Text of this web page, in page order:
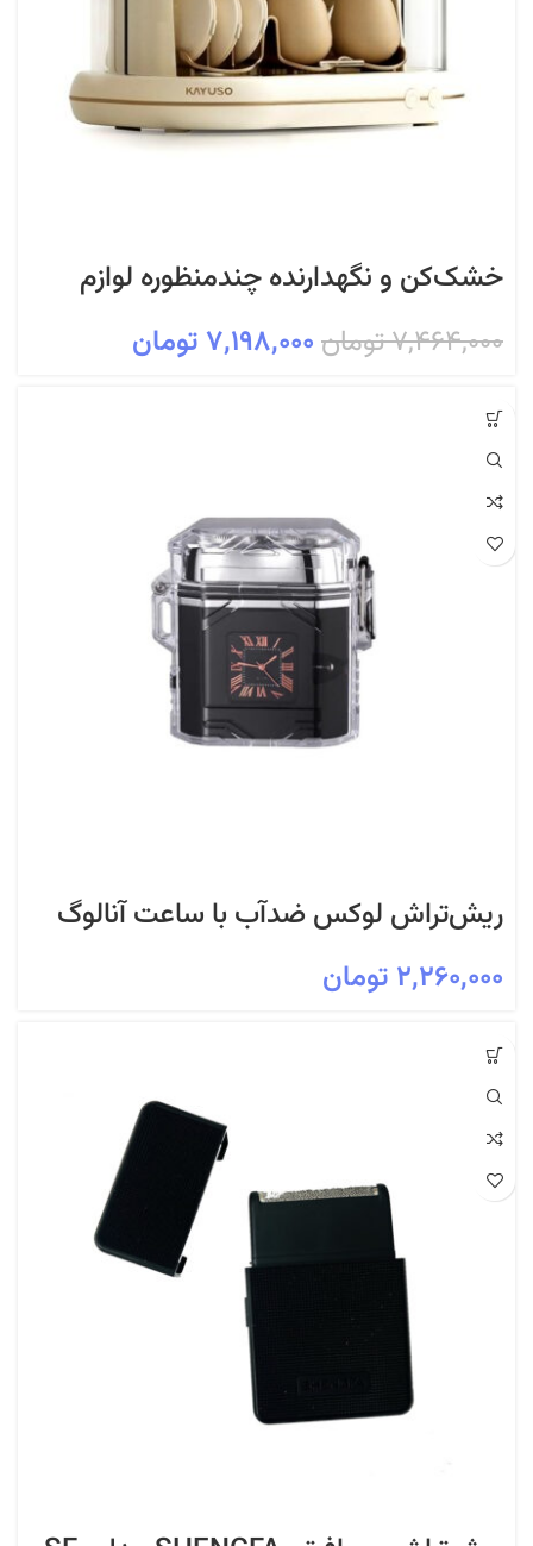
خشک‌کن و نگهدارنده چندمنظوره لوازم
آرایشی KAYUSO مدل Beauty Dry Box
– مناسب براش و بیوتی‌بلندر
۷,۴۶۴,۰۰۰تومان۷,۱۹۸,۰۰۰تومان
ریش‌تراش لوکس ضدآب با ساعت آنالوگ
۲,۲۶۰,۰۰۰ تومان